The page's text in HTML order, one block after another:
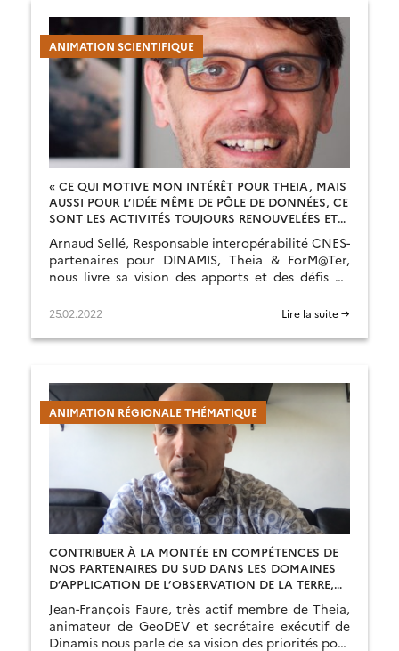
ANIMATION SCIENTIFIQUE
« CE QUI MOTIVE MON INTÉRÊT POUR THEIA, MAIS
AUSSI POUR L’IDÉE MÊME DE PÔLE DE DONNÉES, CE
SONT LES ACTIVITÉS TOUJOURS RENOUVELÉES ET
Arnaud Sellé, Responsable interopérabilité CNES-
partenaires pour DINAMIS, Theia & ForM@Ter,
nous livre sa vision des apports et des défis du
25.02.2022 Lire la suite →
ANIMATION RÉGIONALE THÉMATIQUE
CONTRIBUER À LA MONTÉE EN COMPÉTENCES DE
NOS PARTENAIRES DU SUD DANS LES DOMAINES
D’APPLICATION DE L’OBSERVATION DE LA TERRE,
Jean-François Faure, très actif membre de Theia,
animateur de GeoDEV et secrétaire exécutif de
Dinamis nous parle de sa vision des priorités pour